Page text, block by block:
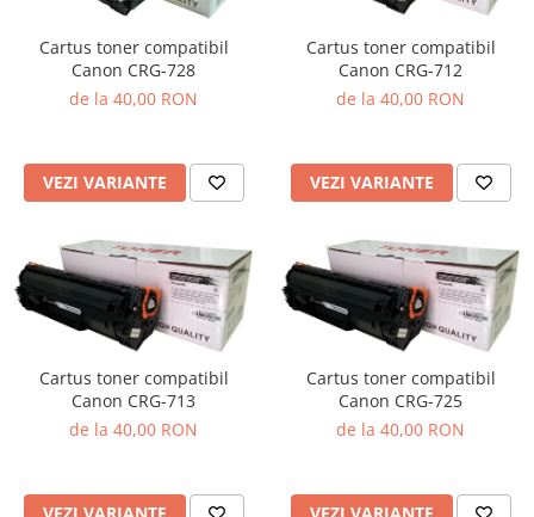
Cartus toner compatibil
Canon CRG-728
de la 40,00 RON
VEZI VARIANTE
Cartus toner compatibil
Canon CRG-712
de la 40,00 RON
VEZI VARIANTE
Cartus toner compatibil
Canon CRG-713
de la 40,00 RON
Cartus toner compatibil
Canon CRG-725
de la 40,00 RON